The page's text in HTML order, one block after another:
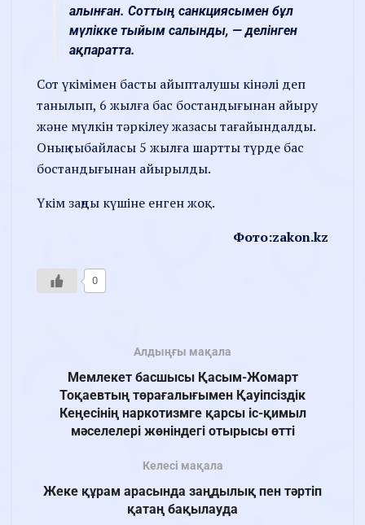
алынған. Соттың санкциясымен бұл
мүлікке тыйым салынды, — делінген
ақпаратта.
Сот үкімімен басты айыпталушы кінәлі деп
танылып, 6 жылға бас бостандығынан айыру
және мүлкін тәркілеу жазасы тағайындалды.
Оның сыбайласы 5 жылға шартты түрде бас
бостандығынан айырылды.
Үкім заңды күшіне енген жоқ.
Фото:zakon.kz
0
Алдыңғы мақала
Мемлекет басшысы Қасым-Жомарт
Тоқаевтың төрағалығымен Қауіпсіздік
Кеңесінің наркотизмге қарсы іс-қимыл
мәселелері жөніндегі отырысы өтті
Келесі мақала
Жеке құрам арасында заңдылық пен тәртіп
қатаң бақылауда